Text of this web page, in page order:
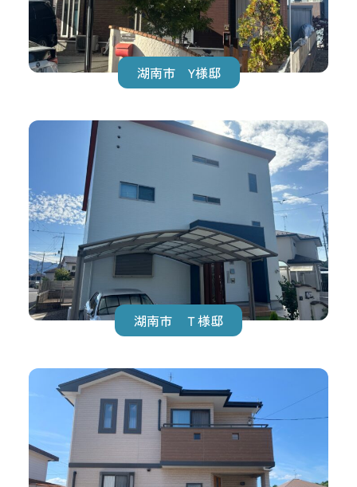
湖南市 Y様邸
湖南市 Ｔ様邸